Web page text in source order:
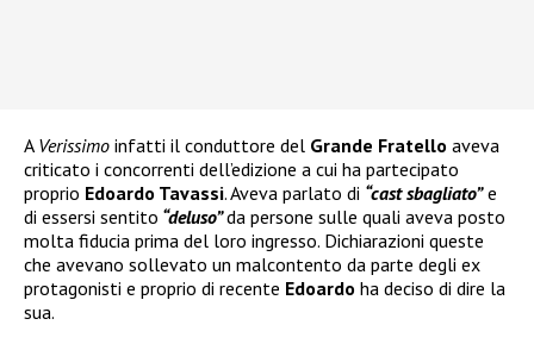
A Verissimo infatti il conduttore del Grande Fratello aveva
criticato i concorrenti dell’edizione a cui ha partecipato
proprio Edoardo Tavassi. Aveva parlato di “cast sbagliato”e
di essersi sentito “deluso”da persone sulle quali aveva posto
molta fiducia prima del loro ingresso. Dichiarazioni queste
che avevano sollevato un malcontento da parte degli ex
protagonisti e proprio di recente Edoardo ha deciso di dire la
sua.